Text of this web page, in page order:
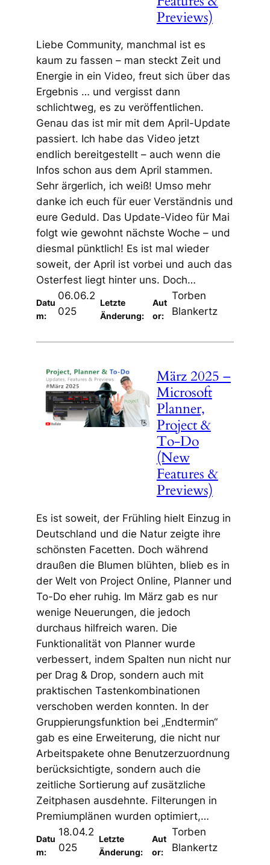
Previews)
Liebe Community, manchmal ist es
kaum zu fassen – man steckt Zeit und
Energie in ein Video, freut sich über das
Ergebnis … und vergisst dann
schlichtweg, es zu veröffentlichen.
Genau das ist mir mit dem April-Update
passiert. Ich habe das Video jetzt
endlich bereitgestellt – auch wenn die
Infos schon aus dem April stammen.
Sehr ärgerlich, ich weiß! Umso mehr
danke ich euch für euer Verständnis und
eure Geduld. Das Update-Video für Mai
folgt wie gewohnt nächste Woche – und
diesmal pünktlich! Es ist mal wieder
soweit, der April ist vorbei und auch das
Osterfest liegt hinter uns. Doch…
Datu
m:
06.06.2
025
Letzte
Änderung:
Aut
or:
Torben
Blankertz
März 2025 –
Microsoft
Planner,
Project &
To-Do
(New
Features &
Previews)
Es ist soweit, der Frühling hielt Einzug in
Deutschland und die Natur zeigte ihre
schönsten Facetten. Doch während
draußen die Blumen blühten, blieb es in
der Welt von Project Online, Planner und
To-Do eher ruhig. Im März gab es nur
wenige Neuerungen, die jedoch
durchaus hilfreich waren. Die
Funktionalität von Planner wurde
verbessert, indem Spalten nun nicht nur
per Drag & Drop, sondern auch mit
praktischen Tastenkombinationen
verschoben werden konnten. In der
Gruppierungsfunktion bei „Endtermin“
gab es eine Erweiterung, die nicht nur
Arbeitspakete ohne Benutzerzuordnung
berücksichtigte, sondern auch die
zeitliche Sortierung auf zusätzliche
Zeitphasen ausdehnte. Filterungen in
Premiumplänen wurden optimiert,…
Datu
m:
18.04.2
025
Letzte
Änderung:
Aut
or:
Torben
Blankertz